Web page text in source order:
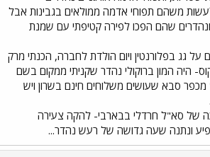
משהם תפוחי אדמה ממולאים בגבינות אבל
ונהדרים שהם הפכו לפירה קטיפתי עם שמנת
גג בפלורנטין ויום הולדת לחברה, הכנתי מרק
היה המון ברוקולי נהדר שקניתי ממקום בשם
מכפר סבא שעושים משלוחים חינם בשרון ויש
של סא"ל חרדלי בבארבי- להקה צעירה
ונתנה שעה גדושה של רעש נהדר...